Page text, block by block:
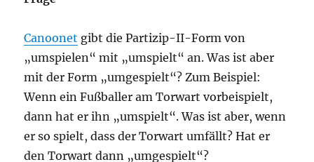
Canoonet gibt die Partizip-II-Form von
„umspielen“ mit „umspielt“ an. Was ist aber
mit der Form „umgespielt“? Zum Beispiel:
Wenn ein Fußballer am Torwart vorbeispielt,
dann hat er ihn „umspielt“. Was ist aber, wenn
er so spielt, dass der Torwart umfällt? Hat er
den Torwart dann „umgespielt“?